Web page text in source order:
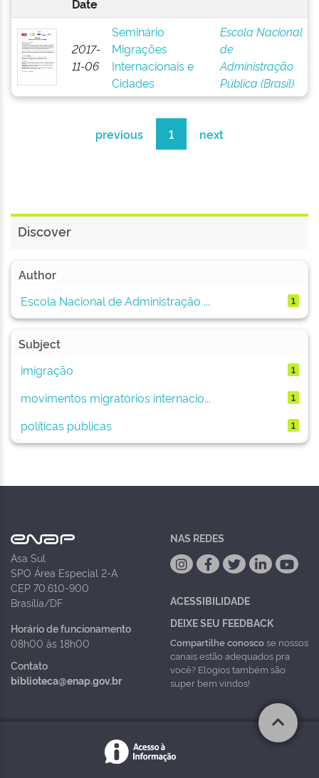
Date
2017-
11-06
Seminário
Migrações
Internacionais e
Cidades
Escola Nacional
de
Administração
Pública (Brasil)
previous 1 next
Discover
Author
Escola Nacional de Administração ...
1
Subject
imigração
1
movimentos migratórios internacio... 1
políticas públicas 1
Asa Sul
SPO Área Especial 2-A
CEP 70.610-900
Brasília/DF
Horário de funcionamento
08h00 às 18h00
Contato
biblioteca@enap.gov.br
NAS REDES
ACESSIBILIDADE
DEIXE SEU FEEDBACK
Compartilhe conoscose nossos
canais estão adequados pra
você? Elogios também são
super bem vindos!